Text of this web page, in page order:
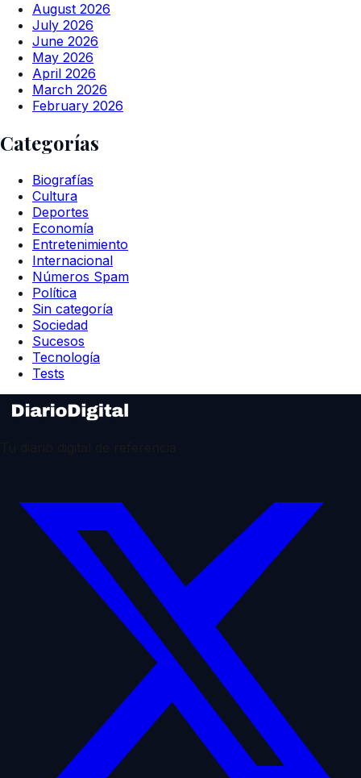
August 2026
July 2026
June 2026
May 2026
April 2026
March 2026
February 2026
Categorías
Biografías
Cultura
Deportes
Economía
Entretenimiento
Internacional
Números Spam
Política
Sin categoría
Sociedad
Sucesos
Tecnología
Tests